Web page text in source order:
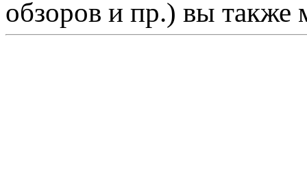
обзоров и пр.) вы также